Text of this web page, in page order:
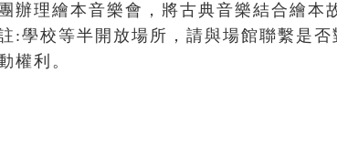
辦理繪本音樂會，將古典音樂結合繪本
:學校等半開放場所，請與場館聯繫是否
權利。